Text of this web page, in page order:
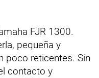
FJR 1300.
pequeña y
poco reticentes. Sin
contacto y